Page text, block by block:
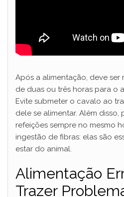
Após a alimentação, deve
de duas ou três horas para o
Evite submeter o cavalo ao
dele se alimentar. Além disso,
refeições sempre no mesmo
ingestão de fibras: elas são
estar do animal.
Alimentação
Trazer